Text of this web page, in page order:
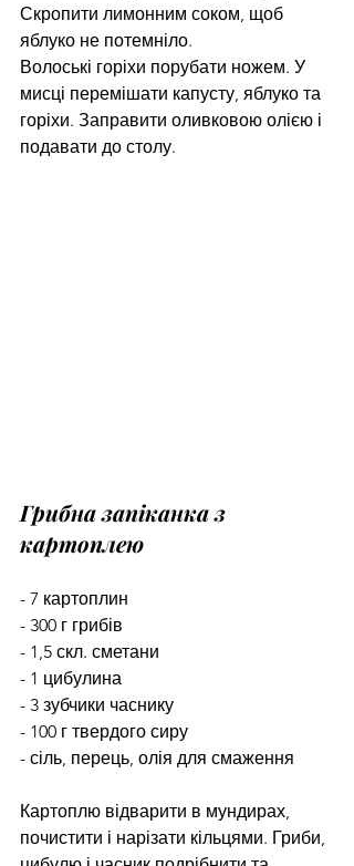
Скропити лимонним соком, щоб
яблуко не потемніло.
Волоські горіхи порубати ножем. У
мисці перемішати капусту, яблуко та
горіхи. Заправити оливковою олією і
подавати до столу.
Грибна запіканка з
картоплею
- 7 картоплин
- 300 г грибів
- 1,5 скл. сметани
- 1 цибулина
- 3 зубчики часнику
- 100 г твердого сиру
- сіль, перець, олія для смаження
Картоплю відварити в мундирах,
почистити і нарізати кільцями. Гриби,